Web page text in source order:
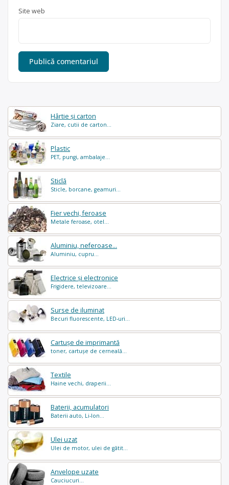
Hârtie și carton
Ziare, cutii de carton...
Plastic
PET, pungi, ambalaje...
Sticlă
Sticle, borcane, geamuri...
Fier vechi, feroase
Metale feroase, otel...
Aluminiu, neferoase...
Aluminiu, cupru...
Electrice și electronice
Frigidere, televizoare...
Surse de iluminat
Becuri fluorescente, LED-uri...
Cartușe de imprimantă
toner, cartușe de cerneală...
Textile
Haine vechi, draperii...
Baterii, acumulatori
Baterii auto, Li-Ion...
Ulei uzat
Ulei de motor, ulei de gătit...
Anvelope uzate
Cauciucuri...
Site web